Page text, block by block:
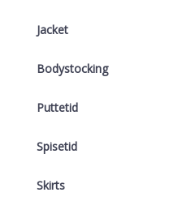
Jacket
Bodystocking
Puttetid
Spisetid
Skirts